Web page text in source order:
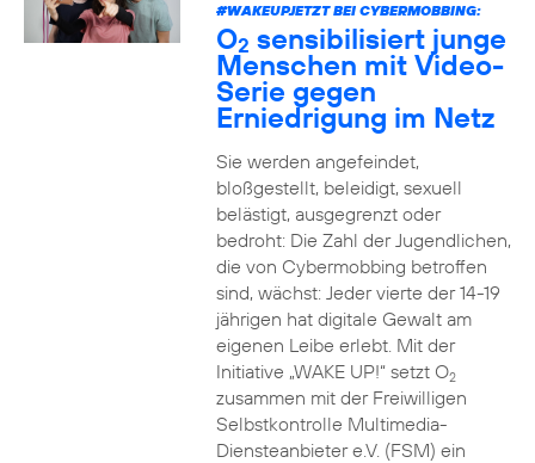
#WAKEUPJETZT BEI CYBERMOBBING:
O2 sensibilisiert junge
Menschen mit Video-
Serie gegen
Erniedrigung im Netz
Sie werden angefeindet,
bloßgestellt, beleidigt, sexuell
belästigt, ausgegrenzt oder
bedroht: Die Zahl der Jugendlichen,
die von Cybermobbing betroffen
sind, wächst: Jeder vierte der 14-19
jährigen hat digitale Gewalt am
eigenen Leibe erlebt. Mit der
Initiative „WAKE UP!“ setzt O2
zusammen mit der Freiwilligen
Selbstkontrolle Multimedia-
Diensteanbieter e.V. (FSM) ein